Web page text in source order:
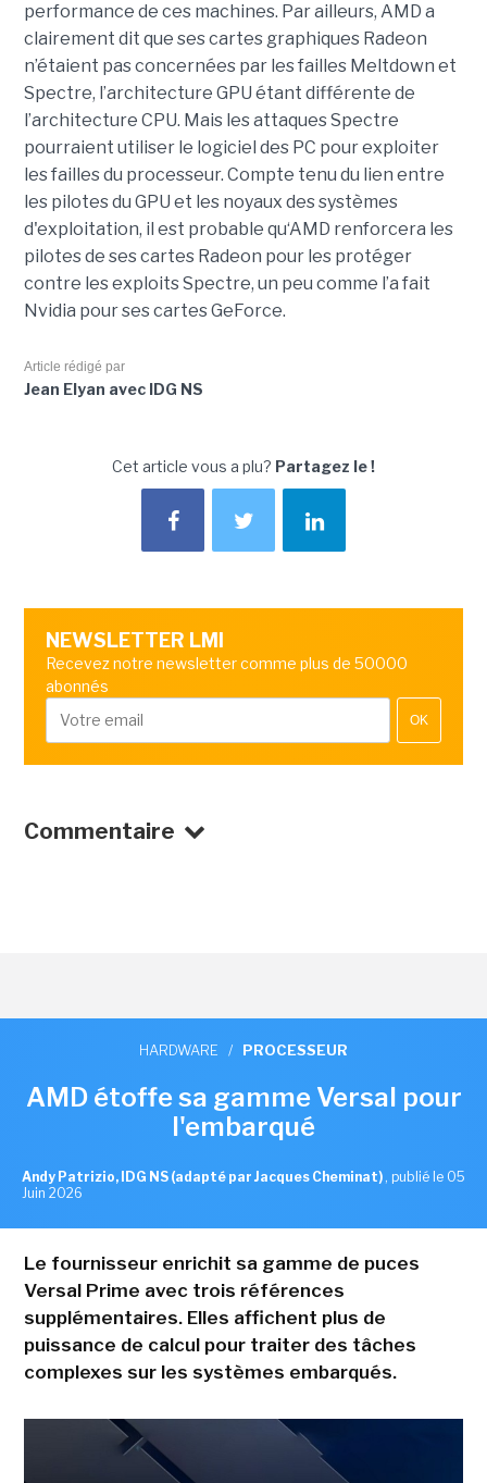
performance de ces machines. Par ailleurs, AMD a
clairement dit que ses cartes graphiques Radeon
n’étaient pas concernées par les failles Meltdown et
Spectre, l’architecture GPU étant différente de
l’architecture CPU. Mais les attaques Spectre
pourraient utiliser le logiciel des PC pour exploiter
les failles du processeur. Compte tenu du lien entre
les pilotes du GPU et les noyaux des systèmes
d'exploitation, il est probable qu‘AMD renforcera les
pilotes de ses cartes Radeon pour les protéger
contre les exploits Spectre, un peu comme l’a fait
Nvidia pour ses cartes GeForce.
Article rédigé par
Jean Elyan avec IDG NS
Cet article vous a plu? Partagez le !
NEWSLETTER LMI
Recevez notre newsletter comme plus de 50000
abonnés
OK
Commentaire
HARDWARE / PROCESSEUR
AMD étoffe sa gamme Versal pour
l'embarqué
Andy Patrizio, IDG NS (adapté par Jacques Cheminat) , publié le 05
Juin 2026
Le fournisseur enrichit sa gamme de puces
Versal Prime avec trois références
supplémentaires. Elles affichent plus de
puissance de calcul pour traiter des tâches
complexes sur les systèmes embarqués.